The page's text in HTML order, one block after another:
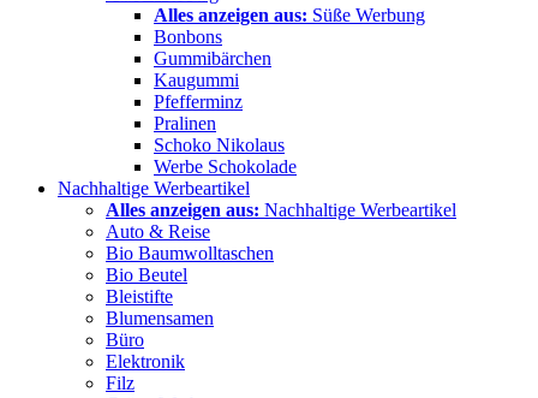
Alles anzeigen aus: Süße Werbung
Bonbons
Gummibärchen
Kaugummi
Pfefferminz
Pralinen
Schoko Nikolaus
Werbe Schokolade
Nachhaltige Werbeartikel
Alles anzeigen aus: Nachhaltige Werbeartikel
Auto & Reise
Bio Baumwolltaschen
Bio Beutel
Bleistifte
Blumensamen
Büro
Elektronik
Filz